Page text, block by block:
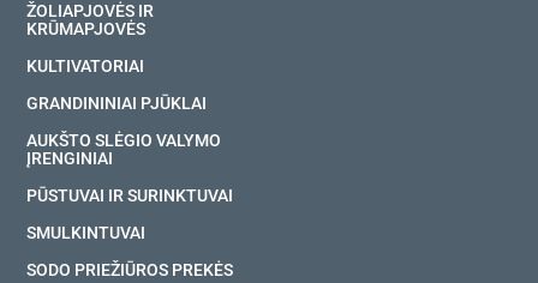
ŽOLIAPJOVĖS IR
KRŪMAPJOVĖS
KULTIVATORIAI
GRANDININIAI PJŪKLAI
AUKŠTO SLĖGIO VALYMO
ĮRENGINIAI
PŪSTUVAI IR SURINKTUVAI
SMULKINTUVAI
SODO PRIEŽIŪROS PREKĖS